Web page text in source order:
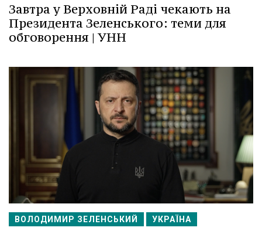
Завтра у Верховній Раді чекають на
Президента Зеленського: теми для
обговорення | УНН
ВОЛОДИМИР ЗЕЛЕНСЬКИЙ УКРАЇНА